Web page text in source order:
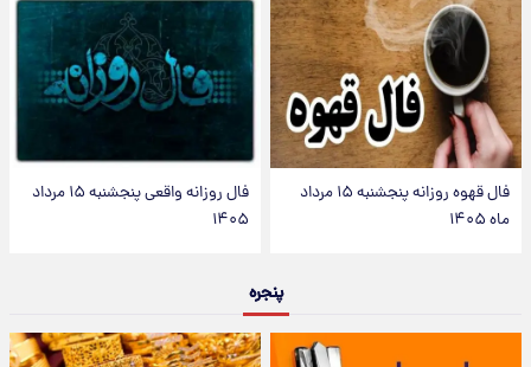
فال قهوه روزانه پنجشنبه ۱۵ مرداد
ماه ۱۴۰۵
فال روزانه واقعی پنجشنبه ۱۵ مرداد
۱۴۰۵
پنجره